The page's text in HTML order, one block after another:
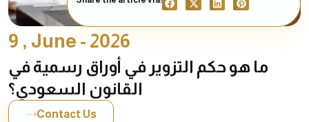
9 , June - 2026
ما هو حكم التزوير في أوراق رسمية في
القانون السعودي؟
Contact Us